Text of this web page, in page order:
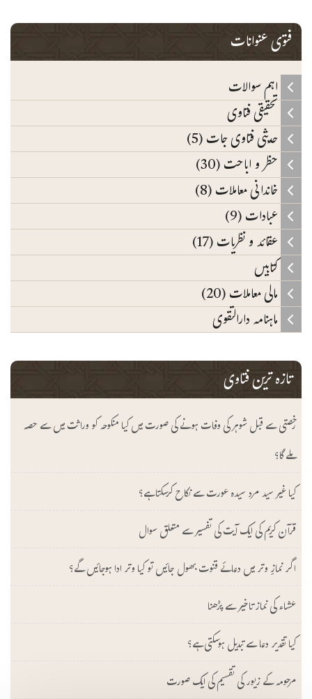
فتوی عنوانات
اہم سوالات
تحقیقی فتاوی
حدیثی فتاوی جات (5)
حظر و اباحت (30)
خاندانی معاملات (8)
عبادات (9)
عقائد و نظریات (17)
کتابیں
مالی معاملات (20)
ماہنامہ دارالتقوی
تازہ ترین فتاوی
رخصتی سے قبل شوہر کی وفات ہونے کی صورت میں کیا منکوحہ کو وراثت میں سے حصہ
ملے گا؟
کیا غیر سید مرد سیدہ عورت سے نکاح کرسکتا ہے؟
قرآن کریم کی ایک آیت کی تفسیر سے متعلق سوال
اگر نمازِ وتر میں دعائے قنوت بھول جائیں تو کیا وتر ادا ہوجائیں گے؟
عشاء کی نماز تاخیر سے پڑھنا
کیا تقدیر دعا سے تبدیل ہوسکتی ہے؟
مرحومہ کے زیور کی تقسیم کی ایک صورت